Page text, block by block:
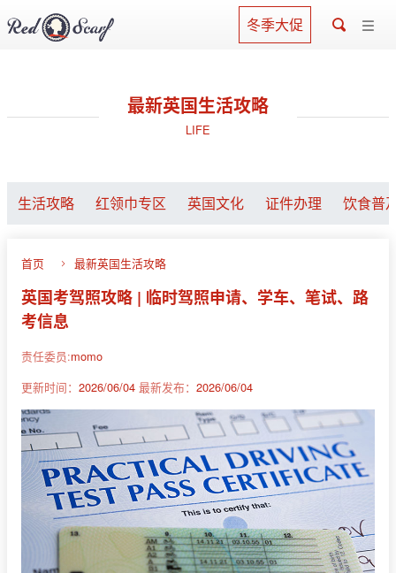
冬季大促
最新英国生活攻略
LIFE
生活攻略 红领巾专区 英国文化 证件办理 饮食普
首页 最新英国生活攻略
英国考驾照攻略 | 临时驾照申请、学车、笔试、路
考信息
责任委员:momo
更新时间： 2026/06/04 最新发布： 2026/06/04